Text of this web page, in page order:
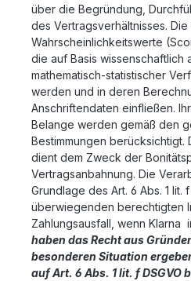
über die Begründung,
des Vertragsverhältnisses.
Wahrscheinlichkeitswerte
die auf Basis wissenschaftlich
mathematisch-statistischer
werden und in deren
Anschriftendaten einfließen.
Belange werden gemäß den
Bestimmungen berücksichtigt.
dient dem Zweck der
Vertragsanbahnung. Die
Grundlage des Art. 6 Abs. 1 lit.
überwiegenden berechtigten
Zahlungsausfall, wenn Klarna
haben das Recht aus
besonderen Situation
auf Art. 6 Abs. 1 lit. f DSGVO